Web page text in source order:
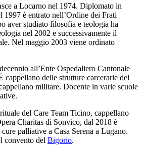
a Locarno nel 1974. Diplomato in
1997 è entrato nell’Ordine dei Frati
aver studiato filosofia e teologia ha
nel 2002 e successivamente il
Nel maggio 2003 viene ordinato
all’Ente Ospedaliero Cantonale
cappellano delle strutture carcerarie del
militare. Docente in varie scuole
del Care Team Ticino, cappellano
Charitas di Sonvico, dal 2018 è
palliative a Casa Serena a Lugano.
convento del Bigorio.